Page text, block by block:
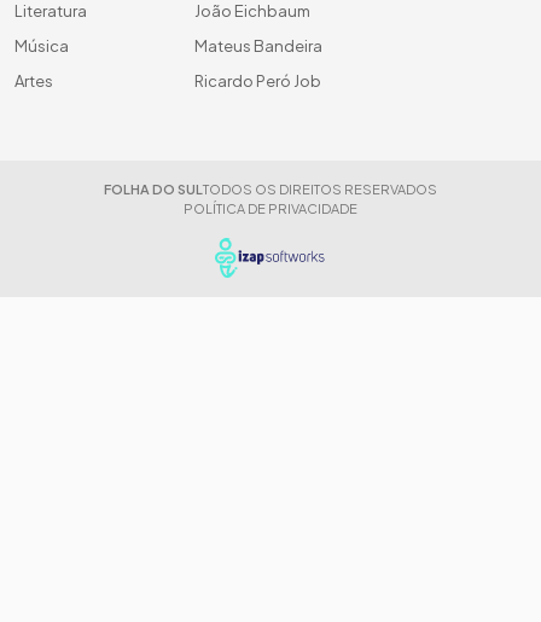
Literatura
Música
Artes
João Eichbaum
Mateus Bandeira
Ricardo Peró Job
FOLHA DO SUL TODOS OS DIREITOS RESERVADOS
POLÍTICA DE PRIVACIDADE